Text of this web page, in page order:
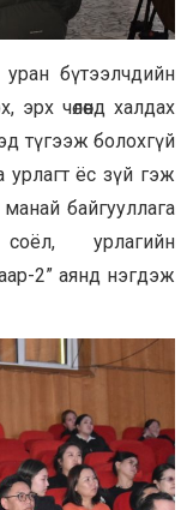
уран бүтээлчдийн
чөлөөнд халдах
түгээж болохгүй
ёс зүй гэж
байгууллага
урлагийн
2” аянд нэгдэж